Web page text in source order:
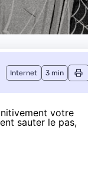
Internet 3 min
votre
sauter le pas,